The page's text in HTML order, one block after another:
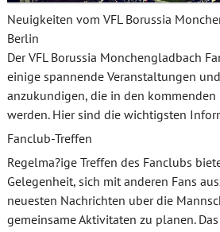
Neuigkeiten vom VFL Borussia
Berlin
Der VFL Borussia Monchengladbach
einige spannende Veranstaltungen
anzukundigen, die in den
werden. Hier sind die wichtigsten
Fanclub-Treffen
Regelma?ige Treffen des Fanclubs
Gelegenheit, sich mit anderen Fans
neuesten Nachrichten uber die
gemeinsame Aktivitaten zu planen.